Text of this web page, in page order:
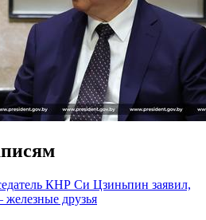
КНР Си Цзиньпин заявил,
друзья